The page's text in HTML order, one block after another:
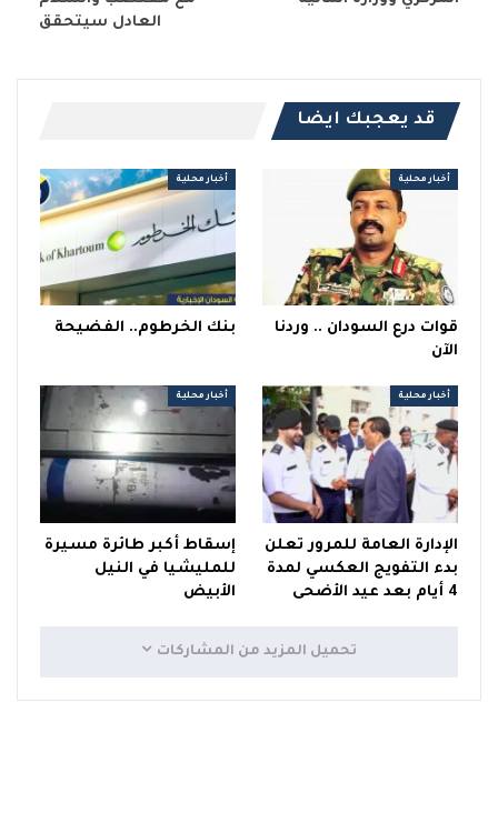
العادل سيتحقق
قد يعجبك ايضا
أخبار محلية
قوات درع السودان .. وردنا
الآن
أخبار محلية
بنك الخرطوم.. الفضيحة
أخبار محلية
الإدارة العامة للمرور تعلن
بدء التفويج العكسي لمدة
4 أيام بعد عيد الأضحى
أخبار محلية
إسقاط أكبر طائرة مسيرة
للمليشيا في النيل
الأبيض
تحميل المزيد من المشاركات